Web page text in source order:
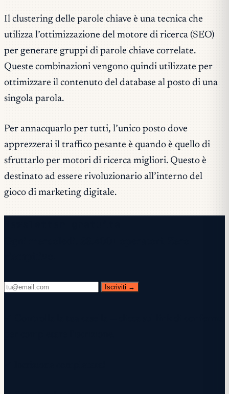
Il clustering delle parole chiave è una tecnica che
utilizza l’ottimizzazione del motore di ricerca (SEO)
per generare gruppi di parole chiave correlate.
Queste combinazioni vengono quindi utilizzate per
ottimizzare il contenuto del database al posto di una
singola parola.
Per annacquarlo per tutti, l’unico posto dove
apprezzerai il traffico pesante è quando è quello di
sfruttarlo per motori di ricerca migliori. Questo è
destinato ad essere rivoluzionario all’interno del
gioco di marketing digitale.
Iscriviti →